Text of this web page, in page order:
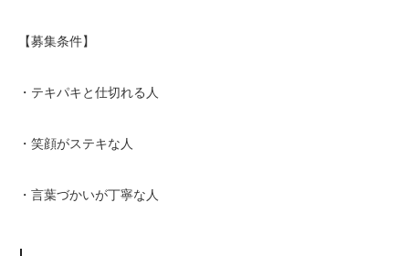
【募集条件】
・テキパキと仕切れる人
・笑顔がステキな人
・言葉づかいが丁寧な人